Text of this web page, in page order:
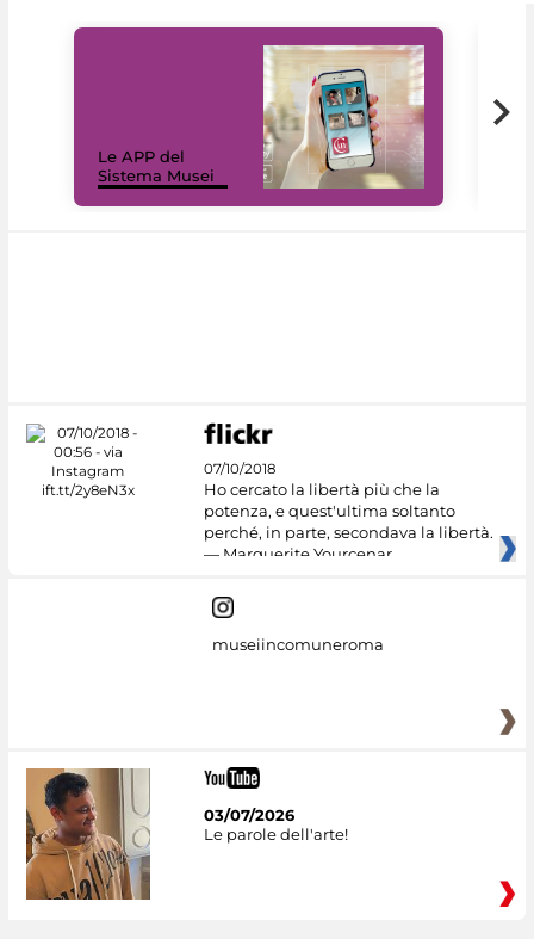
Le APP del
Sistema Musei
07/10/2018
Ho cercato la libertà più che la
potenza, e quest'ultima soltanto
perché, in parte, secondava la libertà.
— Marguerite Yourcenar
museiincomuneroma
03/07/2026
Le parole dell'arte!